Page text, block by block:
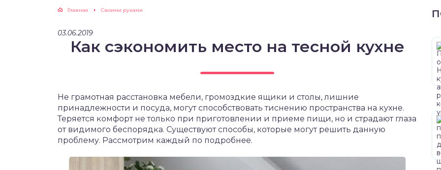
Главная Своими руками
03.06.2019
Как сэкономить место на тесной кухне
Не грамотная расстановка мебели, громоздкие ящики и столы, лишние
принадлежности и посуда, могут способствовать тиснению пространства на кухне.
Теряется комфорт не только при приготовлении и приеме пищи, но и страдают глаза
от видимого беспорядка. Существуют способы, которые могут решить данную
проблему. Рассмотрим каждый по подробнее.